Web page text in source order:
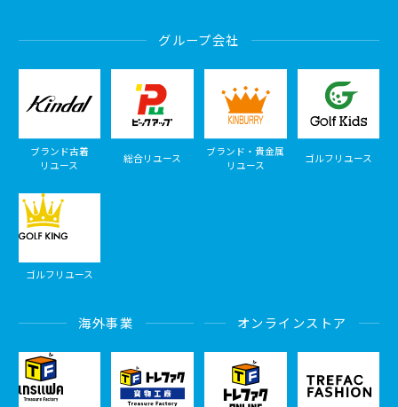
グループ会社
ブランド古着
リユース
総合リユース
ブランド・貴金属
リユース
ゴルフリユース
ゴルフリユース
海外事業 オンラインストア